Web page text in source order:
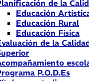
de la
Educación
Educación Rural
Educación Física
de la
P.O.D.Es